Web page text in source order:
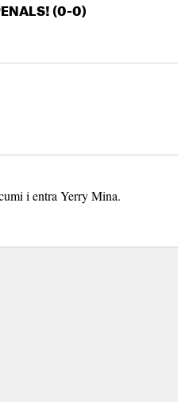
(0-0)
i entra Yerry Mina.